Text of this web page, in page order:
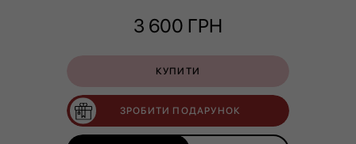
3 600 ГРН
КУПИТИ
ЗРОБИТИ ПОДАРУНОК